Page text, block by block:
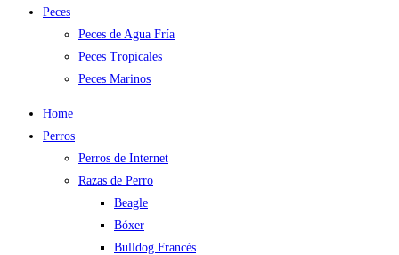
Peces
Peces de Agua Fría
Peces Tropicales
Peces Marinos
Home
Perros
Perros de Internet
Razas de Perro
Beagle
Bóxer
Bulldog Francés